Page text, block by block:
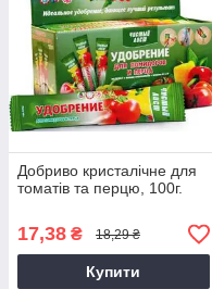
Добриво кристалічне для
томатів та перцю, 100г.
17,38 ₴ 18,29 ₴
Купити